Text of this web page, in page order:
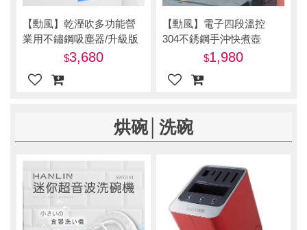
【勳風】乾溼吹多功能營
業用不鏽鋼吸塵器/升級版
大容量20公升3,680
【勳風】電子四段溫控
304不銹鋼手沖快煮壺
1,980
烘碗│洗碗